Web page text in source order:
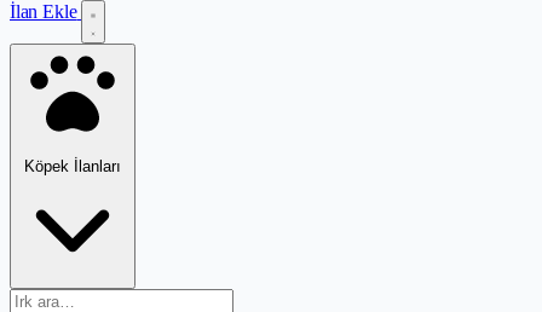
İlan Ekle
Köpek İlanları